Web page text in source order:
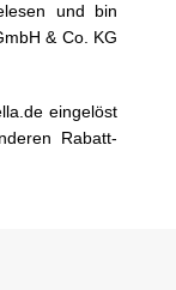
und bin
& Co. KG
eingelöst
Rabatt-